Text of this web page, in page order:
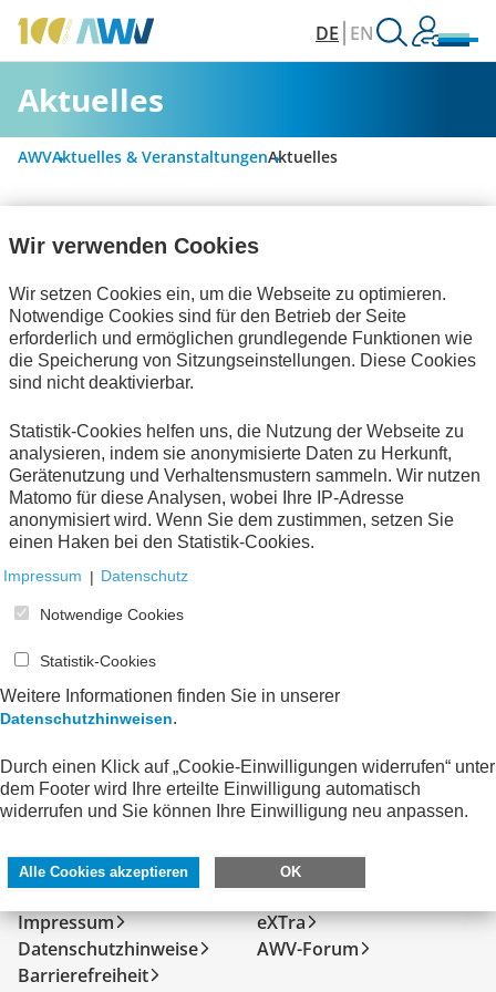
DE EN
Aktuelles
AWVAktuelles & VeranstaltungenAktuelles
Alle Kategorien
Digitalisierung & Modernisierung
Personalwirtschaft
Rechnungslegung & Steuern
Handel und elektronische Kommunikation
Bescheinigungen
zum Verein
Keine Nachrichten verfügbar.
Kontakt
Impressum
Datenschutzhinweise
Barrierefreiheit
FeRD
eXTra
AWV-Forum
Wir verwenden Cookies
Wir setzen Cookies ein, um die Webseite zu optimieren.
Notwendige Cookies sind für den Betrieb der Seite
erforderlich und ermöglichen grundlegende Funktionen wie
die Speicherung von Sitzungseinstellungen. Diese Cookies
sind nicht deaktivierbar.
Statistik-Cookies helfen uns, die Nutzung der Webseite zu
analysieren, indem sie anonymisierte Daten zu Herkunft,
Gerätenutzung und Verhaltensmustern sammeln. Wir nutzen
Matomo für diese Analysen, wobei Ihre IP-Adresse
anonymisiert wird. Wenn Sie dem zustimmen, setzen Sie
einen Haken bei den Statistik-Cookies.
Impressum | Datenschutz
Notwendige Cookies
Statistik-Cookies
Weitere Informationen finden Sie in unserer
Datenschutzhinweisen.
Durch einen Klick auf „Cookie-Einwilligungen widerrufen“ unter
dem Footer wird Ihre erteilte Einwilligung automatisch
widerrufen und Sie können Ihre Einwilligung neu anpassen.
Alle Cookies akzeptieren OK